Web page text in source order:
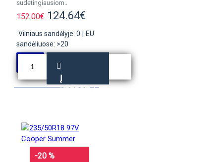
sudėtingiausiom..
152.00€ 124.64€
Vilniaus sandėlyje: 0
EU
sandėliuose: >20
Į
KREPŠELĮ
-20 %